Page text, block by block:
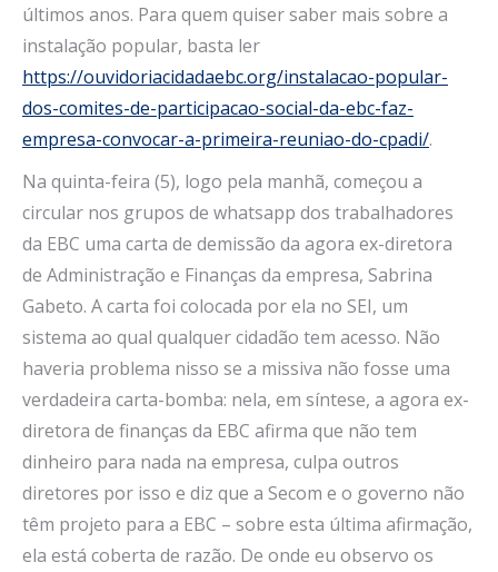
últimos anos. Para quem quiser saber mais sobre a
instalação popular, basta ler
https://ouvidoriacidadaebc.org/instalacao-popular-
dos-comites-de-participacao-social-da-ebc-faz-
empresa-convocar-a-primeira-reuniao-do-cpadi/.
Na quinta-feira (5), logo pela manhã, começou a
circular nos grupos de whatsapp dos trabalhadores
da EBC uma carta de demissão da agora ex-diretora
de Administração e Finanças da empresa, Sabrina
Gabeto. A carta foi colocada por ela no SEI, um
sistema ao qual qualquer cidadão tem acesso. Não
haveria problema nisso se a missiva não fosse uma
verdadeira carta-bomba: nela, em síntese, a agora ex-
diretora de finanças da EBC afirma que não tem
dinheiro para nada na empresa, culpa outros
diretores por isso e diz que a Secom e o governo não
têm projeto para a EBC – sobre esta última afirmação,
ela está coberta de razão. De onde eu observo os